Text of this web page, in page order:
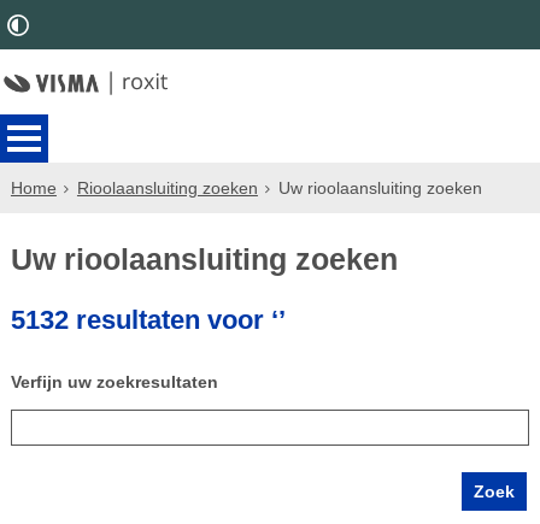
Home Rioolaansluiting zoeken Uw rioolaansluiting zoeken
Uw rioolaansluiting zoeken
5132 resultaten voor ‘’
Verfijn uw zoekresultaten